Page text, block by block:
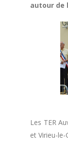
autour de
Les TER
et Virieu-le-